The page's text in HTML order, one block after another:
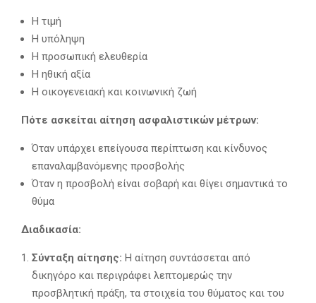
Η τιμή
Η υπόληψη
Η προσωπική ελευθερία
Η ηθική αξία
Η οικογενειακή και κοινωνική ζωή
Πότε ασκείται αίτηση ασφαλιστικών μέτρων:
Όταν υπάρχει επείγουσα περίπτωση και κίνδυνος
επαναλαμβανόμενης προσβολής
Όταν η προσβολή είναι σοβαρή και θίγει σημαντικά το
θύμα
Διαδικασία:
Σύνταξη αίτησης: Η αίτηση συντάσσεται από
δικηγόρο και περιγράφει λεπτομερώς την
προσβλητική πράξη, τα στοιχεία του θύματος και του